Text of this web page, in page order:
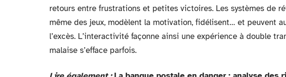
retours entre frustrations et petites victoires. Les systèmes de
même des jeux, modèlent la motivation, fidélisent… et peuvent
l’excès. L’interactivité façonne ainsi une expérience à double
malaise s’efface parfois.